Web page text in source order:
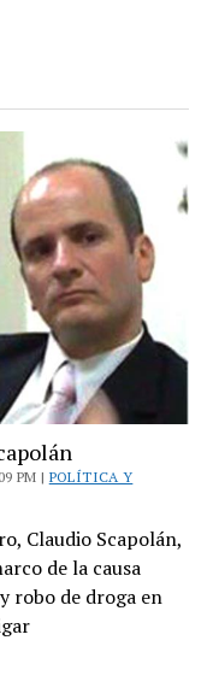
PM | POLÍTICA Y
Claudio Scapolán,
de la causa
robo de droga en